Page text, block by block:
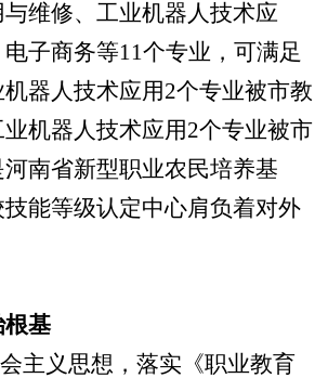
维修、工业机器人技术应
子商务等11个专业，可满足
器人技术应用2个专业被市教
机器人技术应用2个专业被市
南省新型职业农民培养基
能等级认定中心肩负着对外
根基
主义思想，落实《职业教育